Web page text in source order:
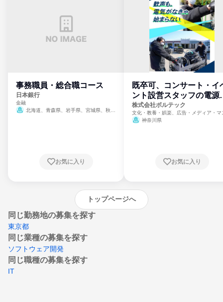
事務職員・総合職コース
日本銀行
金融
北海道、青森県、岩手県、宮城県、秋田
崎県、熊本県、大分県、宮崎県、鹿児島県、
お気に入り
既卒可、コンサート・イ
ント設営スタッフの電源
門
株式会社ボルテック
文化・教養・娯楽、広告・メディア・マ
ミ、電力・ガス・水道・エネルギー
神奈川県
お気に入り
トップページへ
同じ勤務地の募集を探す
東京都
同じ業種の募集を探す
ソフトウェア開発
同じ職種の募集を探す
IT